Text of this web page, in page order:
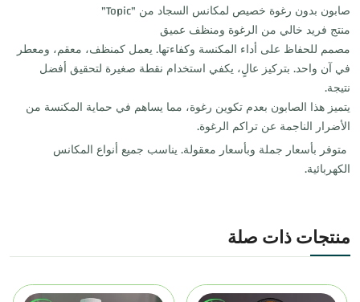
صابون بدون رغوة خصيص لمكانس السجاد من "Topic"
منتج فريد خالي من الرغوة ومنظف عميق
مصمم للحفاظ على أداء المكنسة وكفاءتها. يعمل كمنظف، معقم، ومعطر
في آن واحد. بتركيز عالٍ، يكفي استخدام نقطة صغيرة لتحقيق أفضل
نتيجة.
يتميز هذا الصابون بعدم تكوين رغوة، مما يساهم في حماية المكنسة من
الأضرار الناجمة عن تراكم الرغوة.
متوفر بأسعار جملة وبأسعار معقولة. يناسب جميع أنواع المكانس
الكهربائية.
منتجات ذات صلة